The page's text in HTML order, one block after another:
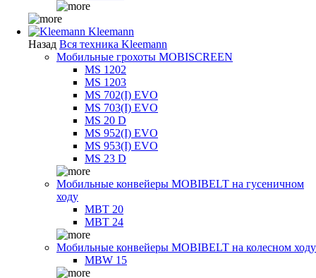
Kleemann
Назад Вся техника Kleemann
Мобильные грохоты MOBISCREEN
MS 1202
MS 1203
MS 702(I) EVO
MS 703(I) EVO
MS 20 D
MS 952(I) EVO
MS 953(I) EVO
MS 23 D
Мобильные конвейеры MOBIBELT на гусеничном
ходу
MBT 20
MBT 24
Мобильные конвейеры MOBIBELT на колесном ходу
MBW 15